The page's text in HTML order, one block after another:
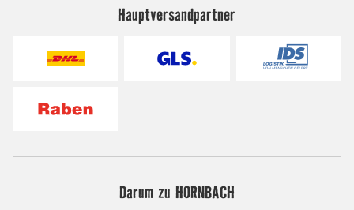
Hauptversandpartner
Darum zu HORNBACH